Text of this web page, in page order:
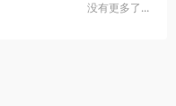
没有更多了...